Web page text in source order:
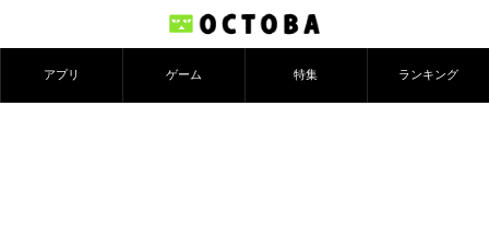
アプリ ゲーム 特集 ランキング